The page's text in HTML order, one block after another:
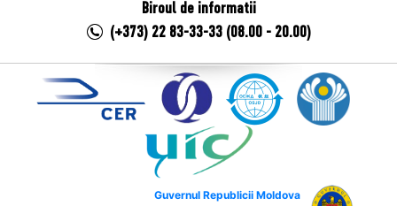
Biroul de informatii
(+373) 22 83-33-33 (08.00 - 20.00)
Guvernul Republicii Moldova